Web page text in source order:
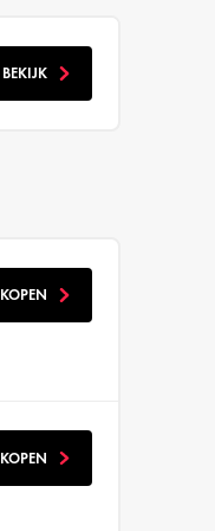
BEKIJK
KOPEN
KOPEN